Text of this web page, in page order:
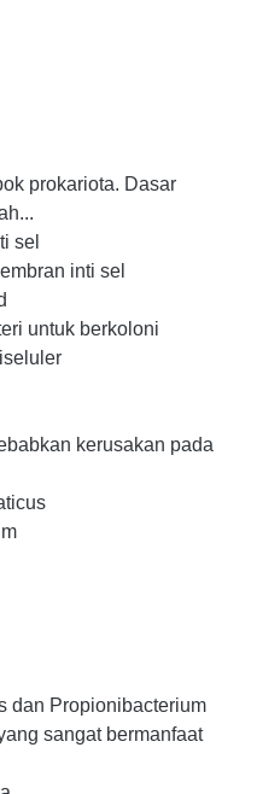
prokariota. Dasar
sel
inti sel
untuk berkoloni
kerusakan pada
dan Propionibacterium
sangat bermanfaat